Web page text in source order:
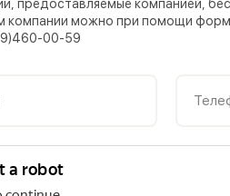
предоставляемые компанией,
компании можно при помощи
00-59